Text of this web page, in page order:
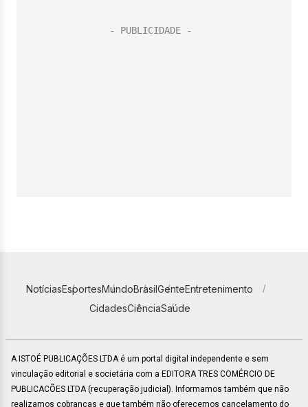
NotíciasEsportesMundoBrasilGenteEntretenimento
CidadesCiênciaSaúde
A ISTOÉ PUBLICAÇÕES LTDA é um portal digital independente e sem
vinculação editorial e societária com a EDITORA TRES COMÉRCIO DE
PUBLICACÕES LTDA (recuperação judicial). Informamos também que não
realizamos cobranças e que também não oferecemos cancelamento do